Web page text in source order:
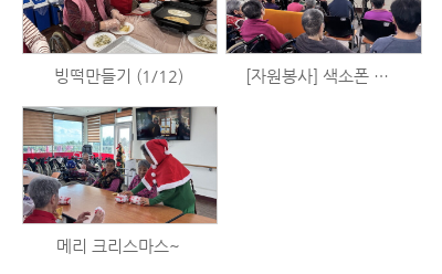
빙떡만들기 (1/12) [자원봉사] 색소폰 공연 (1/8)
메리 크리스마스~